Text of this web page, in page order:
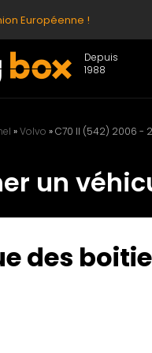
Européenne !
Depuis
1988
»Volvo »C70 II (542) 2006 -
un
des